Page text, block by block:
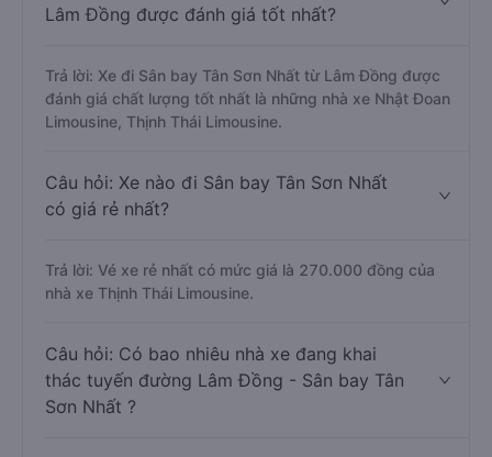
Lâm Đồng được đánh giá tốt nhất?
Trả lời: Xe đi Sân bay Tân Sơn Nhất từ Lâm Đồng được
đánh giá chất lượng tốt nhất là những nhà xe Nhật Đoan
Limousine, Thịnh Thái Limousine.
Câu hỏi: Xe nào đi Sân bay Tân Sơn Nhất
có giá rẻ nhất?
Trả lời: Vé xe rẻ nhất có mức giá là 270.000 đồng của
nhà xe Thịnh Thái Limousine.
Câu hỏi: Có bao nhiêu nhà xe đang khai
thác tuyến đường Lâm Đồng - Sân bay Tân
Sơn Nhất ?